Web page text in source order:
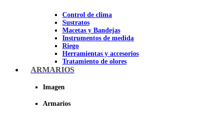
Control de clima
Sustratos
Macetas y Bandejas
Instrumentos de medida
Riego
Herramientas y accesorios
Tratamiento de olores
Insecticidas y fungicidas
Papel Reflectante para cultivo de
ARMARIOS
Imagen
Armarios